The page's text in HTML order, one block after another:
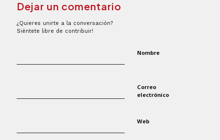
Dejar un comentario
¿Quieres unirte a la conversación?
Siéntete libre de contribuir!
Nombre
Correo
electrónico
Web